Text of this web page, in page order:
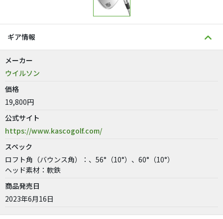
ギア情報
メーカー
ウイルソン
価格
19,800円
公式サイト
https://www.kascogolf.com/
スペック
ロフト角（バウンス角）：、56°（10°）、60°（10°）
ヘッド素材：軟鉄
商品発売日
2023年6月16日